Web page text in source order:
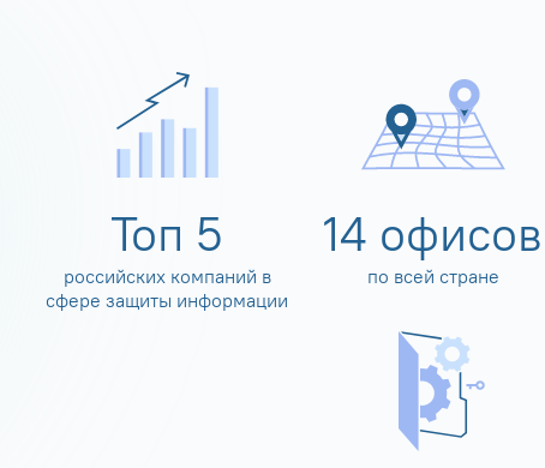
Топ 5
российских компаний в
сфере защиты информации
14 офисов
по всей стране